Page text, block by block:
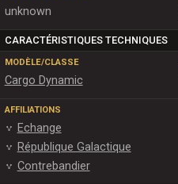
unknown
CARACTÉRISTIQUES TECHNIQUES
MODÈLE/CLASSE
Cargo Dynamic
AFFILIATIONS
Echange
République Galactique
Contrebandier